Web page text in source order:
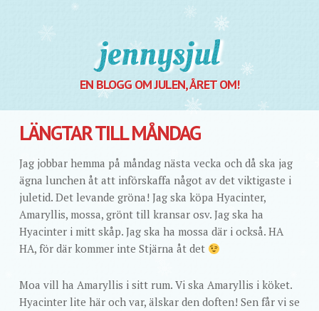
Jennysjul
EN BLOGG OM JULEN, ÅRET OM!
LÄNGTAR TILL MÅNDAG
Jag jobbar hemma på måndag nästa vecka och då ska jag
ägna lunchen åt att införskaffa något av det viktigaste i
juletid. Det levande gröna! Jag ska köpa Hyacinter,
Amaryllis, mossa, grönt till kransar osv. Jag ska ha
Hyacinter i mitt skåp. Jag ska ha mossa där i också. HA
HA, för där kommer inte Stjärna åt det
Moa vill ha Amaryllis i sitt rum. Vi ska Amaryllis i köket.
Hyacinter lite här och var, älskar den doften! Sen får vi se